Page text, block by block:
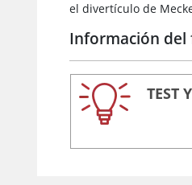
el divertículo de
Información del
TEST